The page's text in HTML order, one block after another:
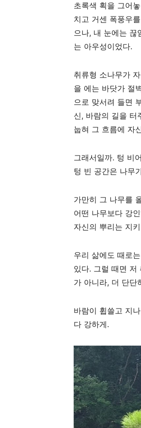
초록색 획을 그어
치고 거센 폭풍우
으나, 내 눈에는 끊
는 아우성이었다.
취류형 소나무가
을 에는 바닷가 절
으로 맞서려 들면
신, 바람의 길을 터
눕혀 그 흐름에 자
그래서일까. 텅 비
텅 빈 공간은 나무
가만히 그 나무를
어떤 나무보다 강
자신의 뿌리는 지
우리 삶에도 때로
있다. 그럴 때면 저
가 아니라, 더 단단
바람이 휩쓸고 지
다 강하게.